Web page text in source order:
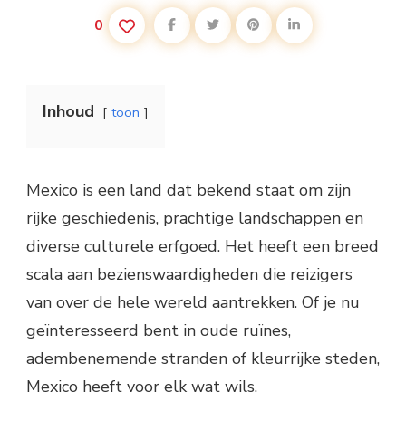
0
Inhoud toon
Mexico is een land dat bekend staat om zijn
rijke geschiedenis, prachtige landschappen en
diverse culturele erfgoed. Het heeft een breed
scala aan bezienswaardigheden die reizigers
van over de hele wereld aantrekken. Of je nu
geïnteresseerd bent in oude ruïnes,
adembenemende stranden of kleurrijke steden,
Mexico heeft voor elk wat wils.